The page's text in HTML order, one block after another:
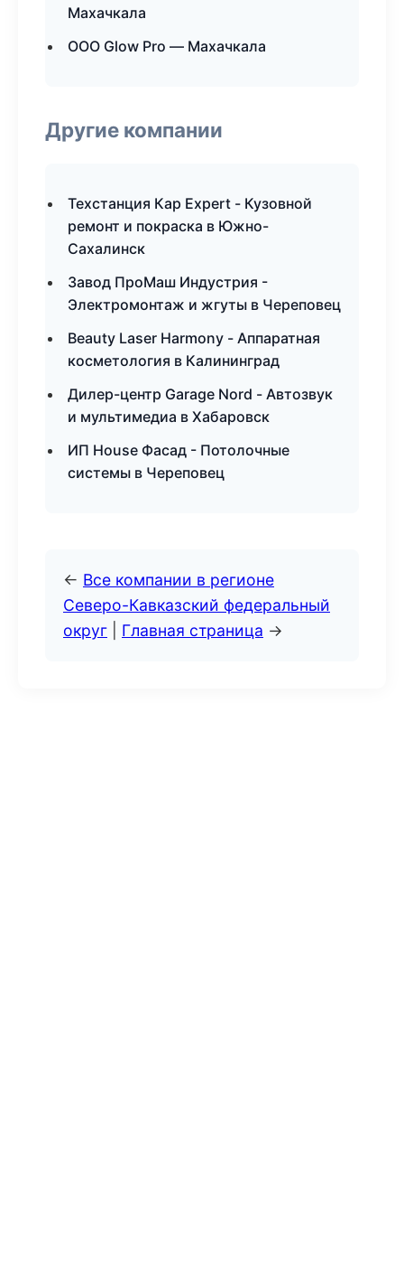
Махачкала
ООО Glow Pro — Махачкала
Другие компании
Техстанция Кар Expert - Кузовной
ремонт и покраска в Южно-
Сахалинск
Завод ПроМаш Индустрия -
Электромонтаж и жгуты в Череповец
Beauty Laser Harmony - Аппаратная
косметология в Калининград
Дилер-центр Garage Nord - Автозвук
и мультимедиа в Хабаровск
ИП House Фасад - Потолочные
системы в Череповец
← Все компании в регионе
Северо-Кавказский федеральный
округ
Главная страница →